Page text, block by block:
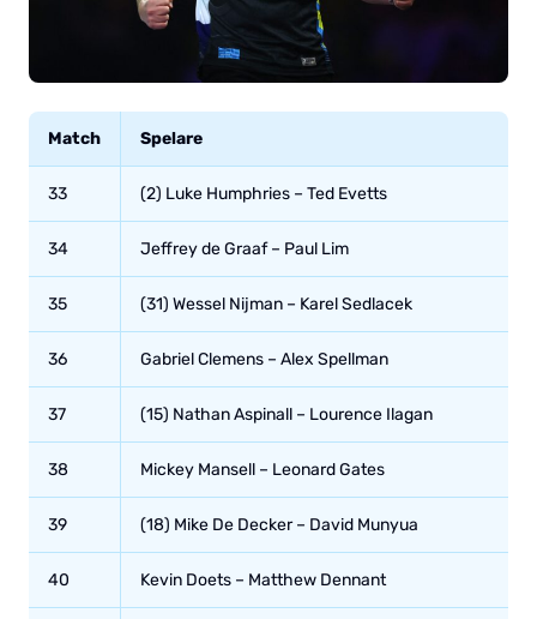
Match Spelare
33 (2) Luke Humphries – Ted Evetts
34 Jeffrey de Graaf – Paul Lim
35 (31) Wessel Nijman – Karel Sedlacek
36 Gabriel Clemens – Alex Spellman
37 (15) Nathan Aspinall – Lourence Ilagan
38 Mickey Mansell – Leonard Gates
39 (18) Mike De Decker – David Munyua
40 Kevin Doets – Matthew Dennant